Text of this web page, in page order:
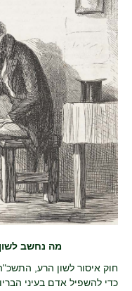
מה נחשב
כדי להשפיל אדם בעיני